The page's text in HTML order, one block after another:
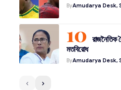
ByAmudarya Desk,
রাজনৈতিক
মতবিরোধ
ByAmudarya Desk,